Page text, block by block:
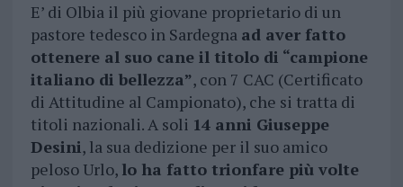
E’ di Olbia il più giovane proprietario di un
pastore tedesco in Sardegna ad aver fatto
ottenere al suo cane il titolo di “campione
italiano di bellezza”, con 7 CAC (Certificato
di Attitudine al Campionato), che si tratta di
titoli nazionali. A soli 14 anni Giuseppe
Desini, la sua dedizione per il suo amico
peloso Urlo, lo ha fatto trionfare più volte